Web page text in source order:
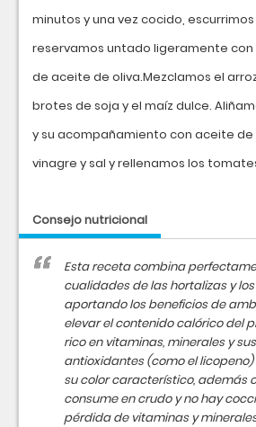
minutos y una vez cocido, escurrimos
reservamos untado ligeramente con
de aceite de oliva.Mezclamos el
brotes de soja y el maíz dulce.
y su acompañamiento con aceite de
vinagre y sal y rellenamos los
Consejo nutricional
Esta receta combina
cualidades de las hortalizas y
aportando los beneficios de
elevar el contenido calórico del
rico en vitaminas, minerales y
antioxidantes (como el
su color característico, además
consume en crudo y no hay
pérdida de vitaminas y